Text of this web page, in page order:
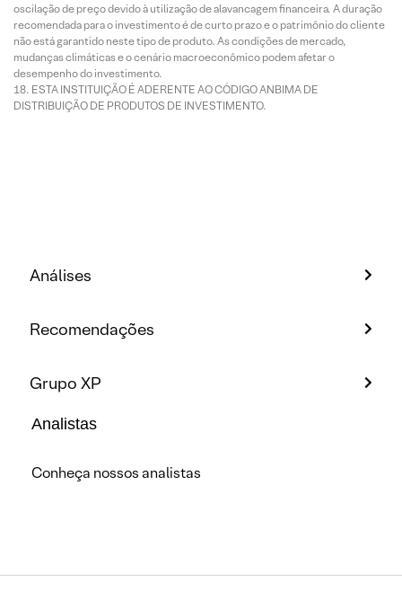
oscilação de preço devido à utilização de alavancagem financeira. A duração
recomendada para o investimento é de curto prazo e o patrimônio do cliente
não está garantido neste tipo de produto. As condições de mercado,
mudanças climáticas e o cenário macroeconômico podem afetar o
desempenho do investimento.
ESTA INSTITUIÇÃO É ADERENTE AO CÓDIGO ANBIMA DE
DISTRIBUIÇÃO DE PRODUTOS DE INVESTIMENTO.
Análises
Recomendações
Grupo XP
Analistas
Conheça nossos analistas